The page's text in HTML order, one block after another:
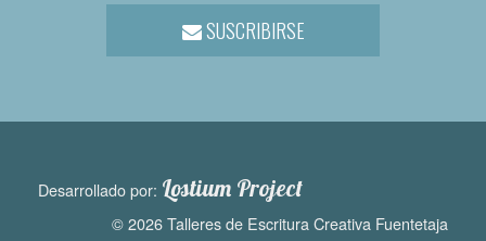
SUSCRIBIRSE
Desarrollado por: Lostium Project
© 2026 Talleres de Escritura Creativa Fuentetaja